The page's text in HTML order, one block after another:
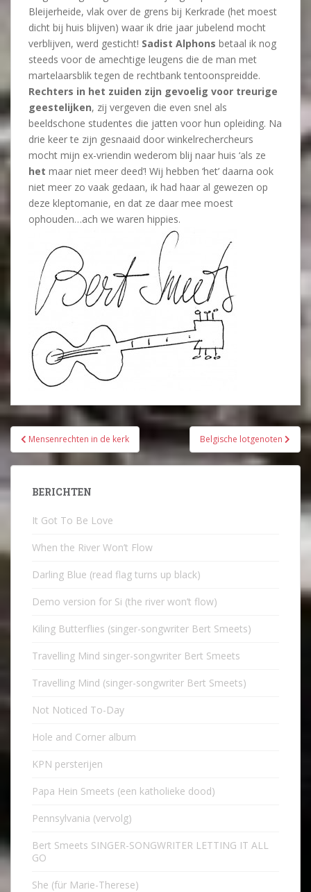
Bleijerheide, vlak over de grens bij Kerkrade (het moest
dicht bij huis blijven) waar ik drie jaar jubelend mocht
verblijven, werd gesticht! Sadist Alphons betaal ik nog
steeds voor de amechtige leugens die de man met
martelaarsblik tegen de rechtbank tentoonspreidde.
Rechters in het zuiden zijn gevoelig voor treurige
geestelijken, zij vergeven die even snel als
beeldschone studentes die jatten voor hun opleiding. Na
drie keer te zijn gesnaaid door winkelrechercheurs
mocht mijn ex-vriendin wederom blij naar huis ‘als ze
het maar niet meer deed’! Wij hebben ‘het’ daarna ook
niet meer zo vaak gedaan, ik had haar al gewezen op
deze kleptomanie, en dat ze daar mee moest
ophouden…ach we waren hippies.
Bericht
navigatie
Mensenrechten in de kerk Belgische lotgenoten
BERICHTEN
It Got To Be Love
When the River Won’t Flow
Darling Blue (read flag turns up black)
Demo version for Si (the river won’t flow)
Kiling Butterflies (singer-songwriter Bert Smeets)
Travelling Mind singer-songwriter Bert Smeets
Travelling Mind (singer-songwriter Bert Smeets)
Not Noticed To-Day
Hole and Corner album
KPN persterijen
Papa Hein Smeets (een katholieke dood)
Pennsylvania (vervolg)
Bert Smeets SINGER-SONGWRITER LETTING IT ALL
GO
She (für Marie-Therese)